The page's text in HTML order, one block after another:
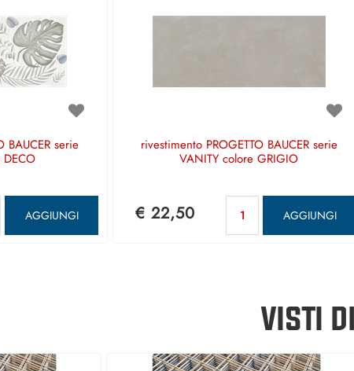
BAUCER serie
AGGIUNGI
rivestimento PROGETTO BAUCER serie
VANITY colore GRIGIO
€ 22,50 AGGIUNGI
VISTI